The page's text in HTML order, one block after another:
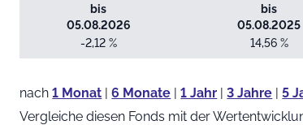
bis
05.08.2026
-2,12 %
bis
05.08.2025
14,56 %
nach1 Monat |6 Monate |1 Jahr |3 Jahre |5
Vergleiche diesen Fonds mit der